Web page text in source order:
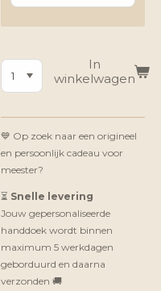
In
winkelwagen
💙 Op zoek naar een origineel
en persoonlijk cadeau voor
meester?
⏳ Snelle levering
Jouw gepersonaliseerde
handdoek wordt binnen
maximum 5 werkdagen
geborduurd en daarna
verzonden 🚚